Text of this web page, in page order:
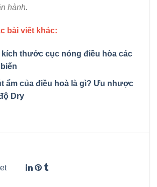
hành.
bài viết khác:
thước cục nóng điều hòa các
ẩm của điều hoà là gì? Ưu nhược
Dry